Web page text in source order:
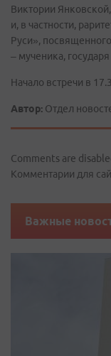
Виктории
и, в частности,
Руси»,
– мученика,
Начало встречи в
Автор: Отдел
Comments are
Комментарии для
Важные